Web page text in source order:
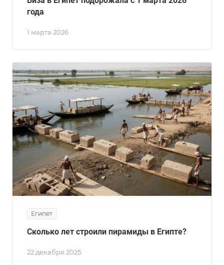
1 марта 2026
года
Египет
22 декабря 2025
Сколько лет строили пирамиды в Египте?